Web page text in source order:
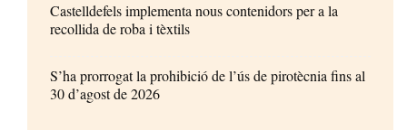
Castelldefels implementa nous contenidors per a la
recollida de roba i tèxtils
S’ha prorrogat la prohibició de l’ús de pirotècnia fins al
30 d’agost de 2026